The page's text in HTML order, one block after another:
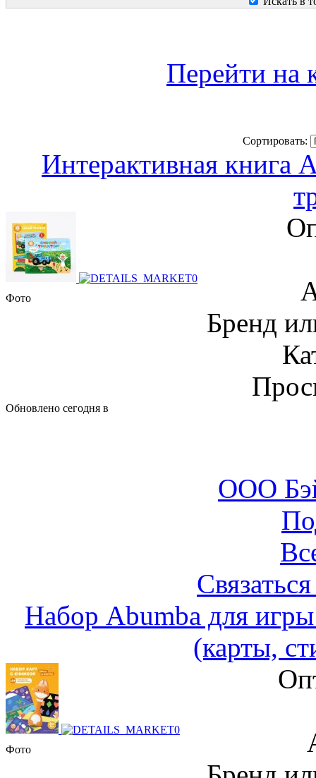
Перейти на
Сортировать:
Интерактивная
Фото
Бренд
Обновлено сегодня в
ООО
Набор Abumba для
(карты,
Фото